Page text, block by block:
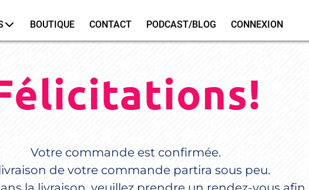
BOUTIQUE CONTACT PODCAST/BLOG CONNEXION
Votre commande est confirmée.
de votre commande partira sous peu.